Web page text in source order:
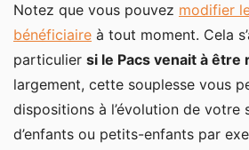
Notez que vous pouvez modifier
bénéficiaire à tout moment. Cela
particulier si le Pacs venait à être
largement, cette souplesse vous
dispositions à l’évolution de votre
d’enfants ou petits-enfants par